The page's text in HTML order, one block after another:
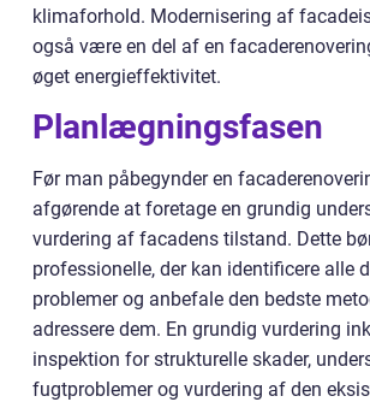
klimaforhold. Modernisering af
også være en del af en
øget energieffektivitet.
Planlægningsfasen
Før man påbegynder en
afgørende at foretage en grundig
vurdering af facadens tilstand. Dette
professionelle, der kan identificere alle
problemer og anbefale den bedste
adressere dem. En grundig vurdering
inspektion for strukturelle skader,
fugtproblemer og vurdering af den